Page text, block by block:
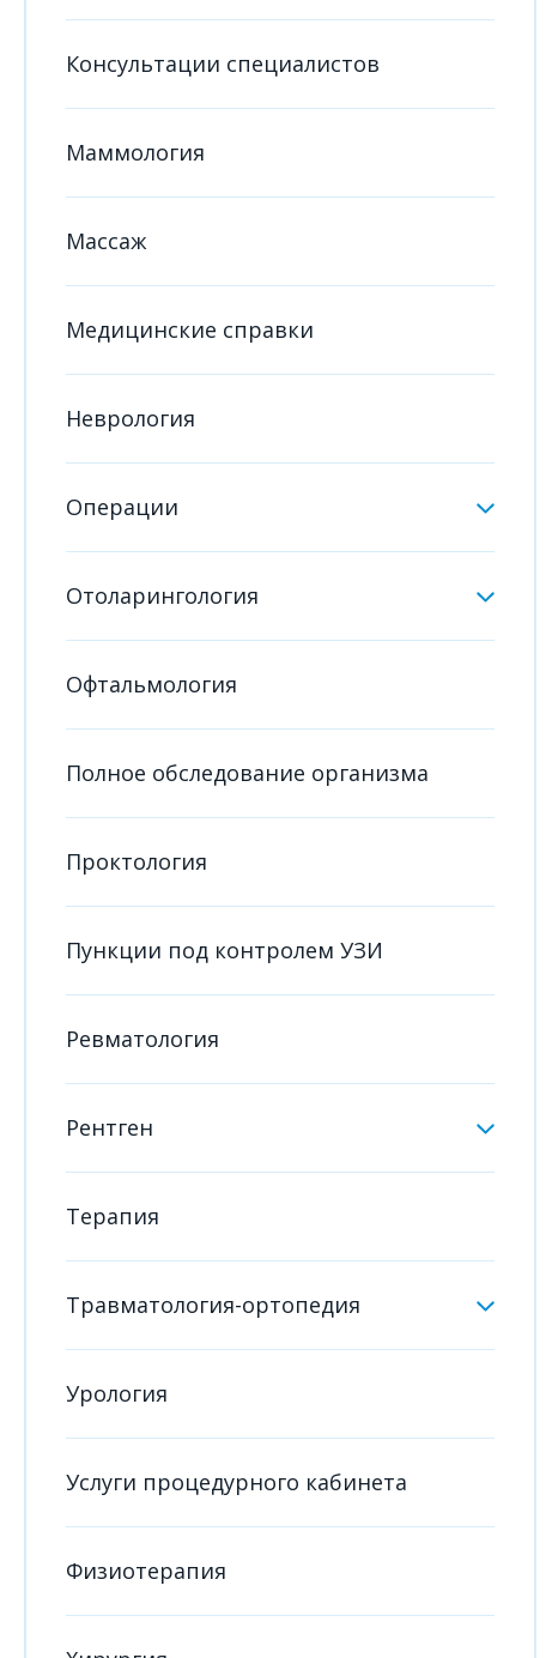
Консультации специалистов
Маммология
Массаж
Медицинские справки
Неврология
Операции
Отоларингология
Офтальмология
Полное обследование организма
Проктология
Пункции под контролем УЗИ
Ревматология
Рентген
Терапия
Травматология-ортопедия
Урология
Услуги процедурного кабинета
Физиотерапия